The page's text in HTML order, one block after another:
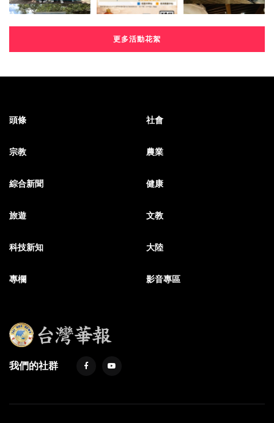
更多活動花絮
頭條 社會
宗教 農業
綜合新聞 健康
旅遊 文教
科技新知 大陸
專欄 影音專區
我們的社群